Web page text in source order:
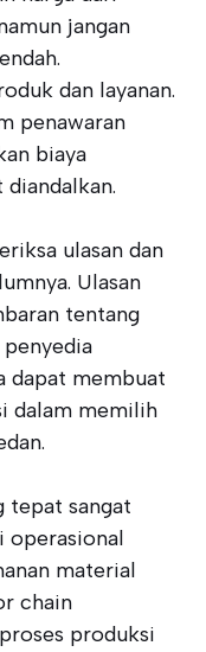
jangan
dan layanan.
penawaran
biaya
ulasan dan
Ulasan
tentang
dapat membuat
dalam memilih
tepat sangat
operasional
material
chain
produksi